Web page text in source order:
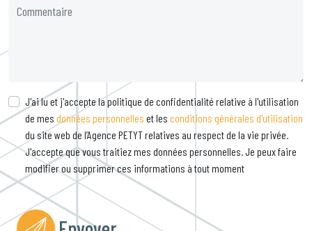
J'ai lu et j'accepte la politique de confidentialité relative à l'utilisation
de mes données personnelles et les conditions générales d'utilisation
du site web de l’Agence PETYT relatives au respect de la vie privée.
J'accepte que vous traitiez mes données personnelles. Je peux faire
modifier ou supprimer ces informations à tout moment